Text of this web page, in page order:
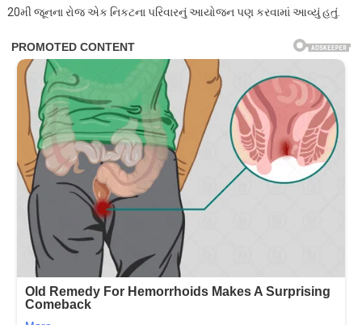
20મી જૂનના રોજ એક નિકટના પરિવારનું આયોજન પણ કરવામાં આવ્યું હતું.